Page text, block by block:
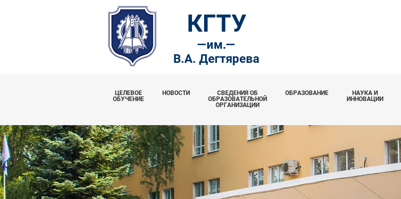
КГТУ
—им.—
В.А. Дегтярева
ЦЕЛЕВОЕ
ОБУЧЕНИЕ
НОВОСТИ
СВЕДЕНИЯ ОБ
ОБРАЗОВАТЕЛЬНОЙ
ОРГАНИЗАЦИИ
ОБРАЗОВАНИЕ
НАУКА И
ИННОВАЦИИ